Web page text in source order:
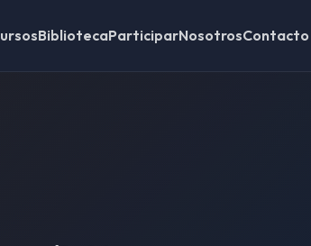
BibliotecaParticiparNosotrosContacto